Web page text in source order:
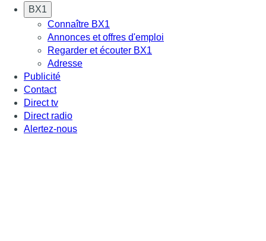
BX1
Connaître BX1
Annonces et offres d'emploi
Regarder et écouter BX1
Adresse
Publicité
Contact
Direct tv
Direct radio
Alertez-nous